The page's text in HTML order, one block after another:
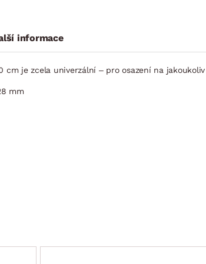
informace
cm je zcela univerzální – pro osazení na
mm